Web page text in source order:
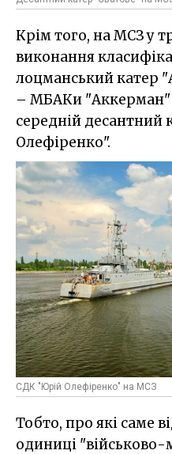
Крім того, на МСЗ у
виконання
лоцманський катер
– МБАКи "Аккерман"
середній десантний
Олефіренко".
СДК "Юрій Олефіренко" на МСЗ
Тобто, про які саме
одиниці "військово-